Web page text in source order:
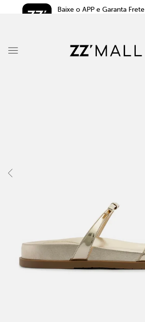
Baixe o APP e Garanta Frete